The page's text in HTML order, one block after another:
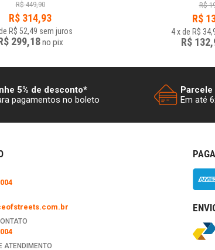
R$ 449,90
R$ 314,93
R$ 52,49 sem juros
299,18no pix
R$
R$
4xde R$
R$
5% de desconto*
pagamentos no boleto
Parcele
Em até
ATENDIMENTO